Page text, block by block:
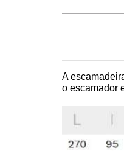
A
o escamador